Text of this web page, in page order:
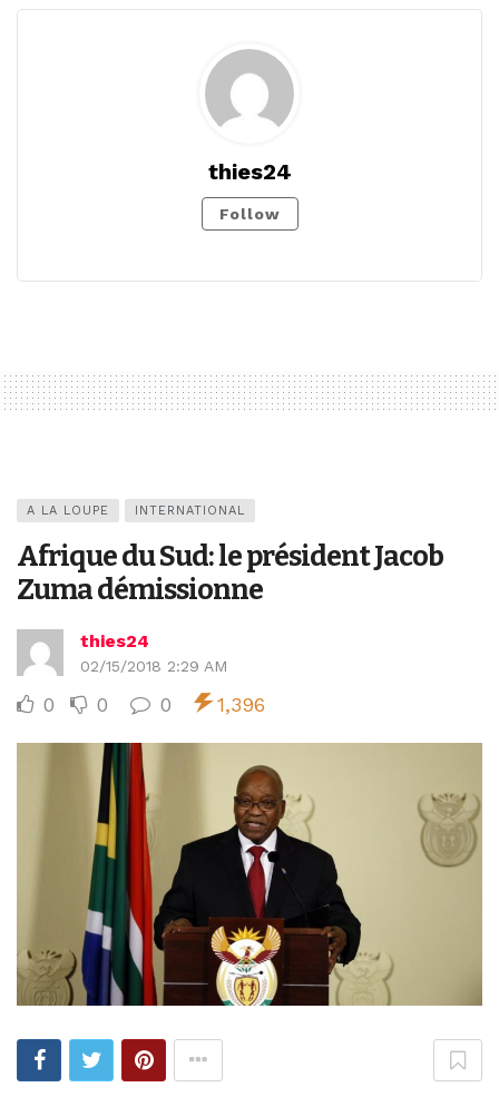
thies24
Follow
A LA LOUPE INTERNATIONAL
Afrique du Sud: le président Jacob
Zuma démissionne
thies24
02/15/2018 2:29 AM
0 0 0 1,396